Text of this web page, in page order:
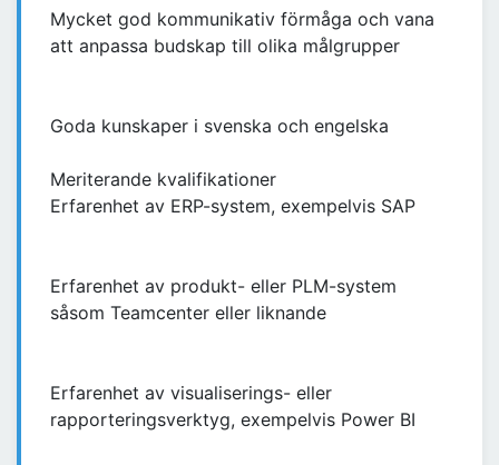
Mycket god kommunikativ förmåga och vana
att anpassa budskap till olika målgrupper
Goda kunskaper i svenska och engelska
Meriterande kvalifikationer
Erfarenhet av ERP-system, exempelvis SAP
Erfarenhet av produkt- eller PLM-system
såsom Teamcenter eller liknande
Erfarenhet av visualiserings- eller
rapporteringsverktyg, exempelvis Power BI